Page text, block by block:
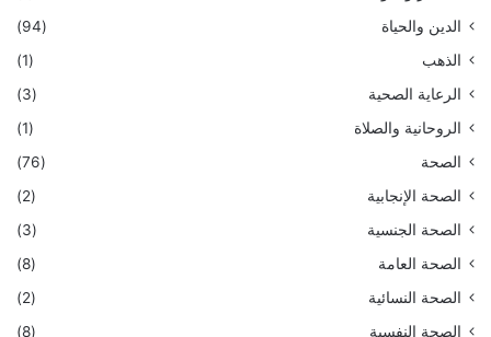
الدين والحياة
(94)
الذهب
(1)
الرعاية الصحية
(3)
الروحانية والصلاة
(1)
الصحة
(76)
الصحة الإنجابية
(2)
الصحة الجنسية
(3)
الصحة العامة
(8)
الصحة النسائية
(2)
الصحة النفسية
(8)